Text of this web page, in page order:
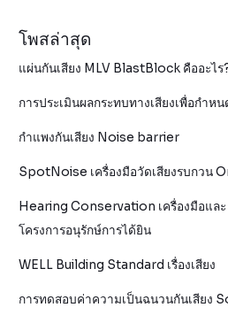
โพสล่าสุด
แผ่นกันเสียง MLV BlastBlock คืออะไร
การประเมินผลกระทบทางเสียงเพื่อกำห
กำแพงกันเสียง Noise barrier
SpotNoise เครื่องมือวัดเสียงรบกวน
Hearing Conservation เครื่องมือแล
โครงการอนุรักษ์การได้ยิน
WELL Building Standard เรื่องเสียง
การทดสอบค่าความเป็นฉนวนกันเสียง